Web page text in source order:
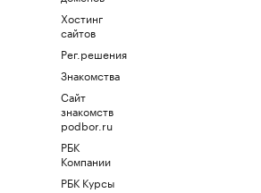
Хостинг
сайтов
Рег.решения
Знакомства
Сайт
знакомств
podbor.ru
РБК
Компании
РБК Курсы